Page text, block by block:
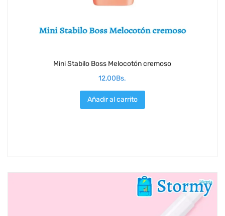
Mini Stabilo Boss Melocotón cremoso
12,00Bs.
Añadir al carrito